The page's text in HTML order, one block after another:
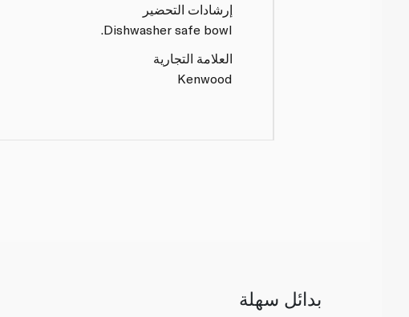
إرشادات التحضير
Dishwasher safe bowl.
العلامة التجارية
Kenwood
بدائل سهلة